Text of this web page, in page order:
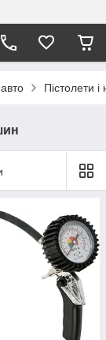
Пістолети